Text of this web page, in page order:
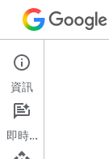
Apps Script
總覽
資訊
即時通訊